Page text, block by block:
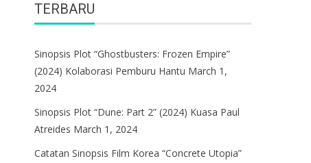
TERBARU
Sinopsis Plot “Ghostbusters: Frozen Empire”
(2024) Kolaborasi Pemburu Hantu March 1,
2024
Sinopsis Plot “Dune: Part 2” (2024) Kuasa Paul
Atreides March 1, 2024
Catatan Sinopsis Film Korea “Concrete Utopia”